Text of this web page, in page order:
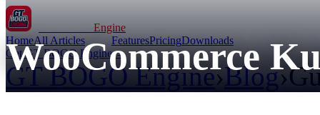
Engine
HomeAll Articles FeaturesPricingDownloads
Get GT BOGO Engine →
GT BOGO Engine›Blog›
WooCommerce